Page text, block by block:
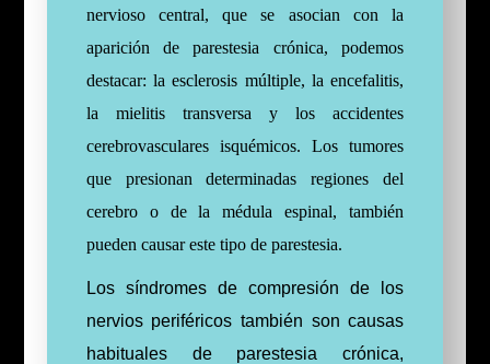
nervioso central, que se asocian con la
aparición de parestesia crónica, podemos
destacar: la esclerosis múltiple, la encefalitis,
la mielitis transversa y los accidentes
cerebrovasculares isquémicos. Los tumores
que presionan determinadas regiones del
cerebro o de la médula espinal, también
pueden causar este tipo de parestesia.
Los síndromes de compresión de los
nervios periféricos también son causas
habituales de parestesia crónica,